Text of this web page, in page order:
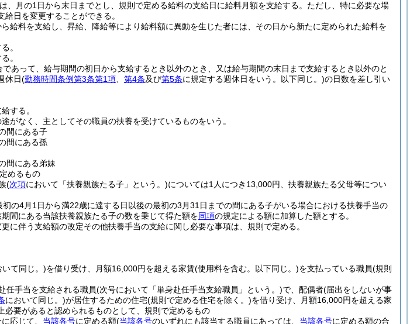
は、月の1日から末日までとし、規則で定める給料の支給日に給料月額を支給する。 ただし、特に必要な場
日を変更することができる。
給料を支給し、昇給、降給等により給料額に異動を生じた者には、その日から新たに定められた給料を
。
。
あって、給与期間の初日から支給するとき以外のとき、又は給与期間の末日まで支給するとき以外のと
休日(勤務時間条例第3条第1項 第4条及び第5条に規定する週休日をいう。以下同じ。)の日数を差し引い
する。
がなく、主としてその職員の扶養を受けているものをいう。
間にある子
間にある孫
間にある弟妹
めるもの
(次項において「扶養親族たる子」という。)については1人につき13,000円、扶養親族たる父母等につい
の4月1日から満22歳に達する日以後の最初の3月31日までの間にある子がいる場合における扶養手当の
間にある当該扶養親族たる子の数を乗じて得た額を同項の規定による額に加算した額とする。
に伴う支給額の改定その他扶養手当の支給に関し必要な事項は、規則で定める。
いて同じ。)を借り受け、月額16,000円を超える家賃(使用料を含む。以下同じ。)を支払っている職員(規則
任手当を支給される職員(次号において「単身赴任手当支給職員」という。)で、配偶者(届出をしないが事
において同じ。)が居住するための住宅(規則で定める住宅を除く。)を借り受け、月額16,000円を超える家
要があると認められるものとして、規則で定めるもの
応じて、 当該各号に定める額(当該各号のいずれにも該当する職員にあっては、 当該各号に定める額の合